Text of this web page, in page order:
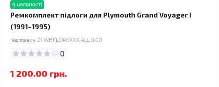
в наявності
Ремкомплект підлоги для Plymouth Grand Voyager I
(1991–1995)
Код товару: 21.WBFLORXXXX.ALL.0.00
0
1 200.00 грн.